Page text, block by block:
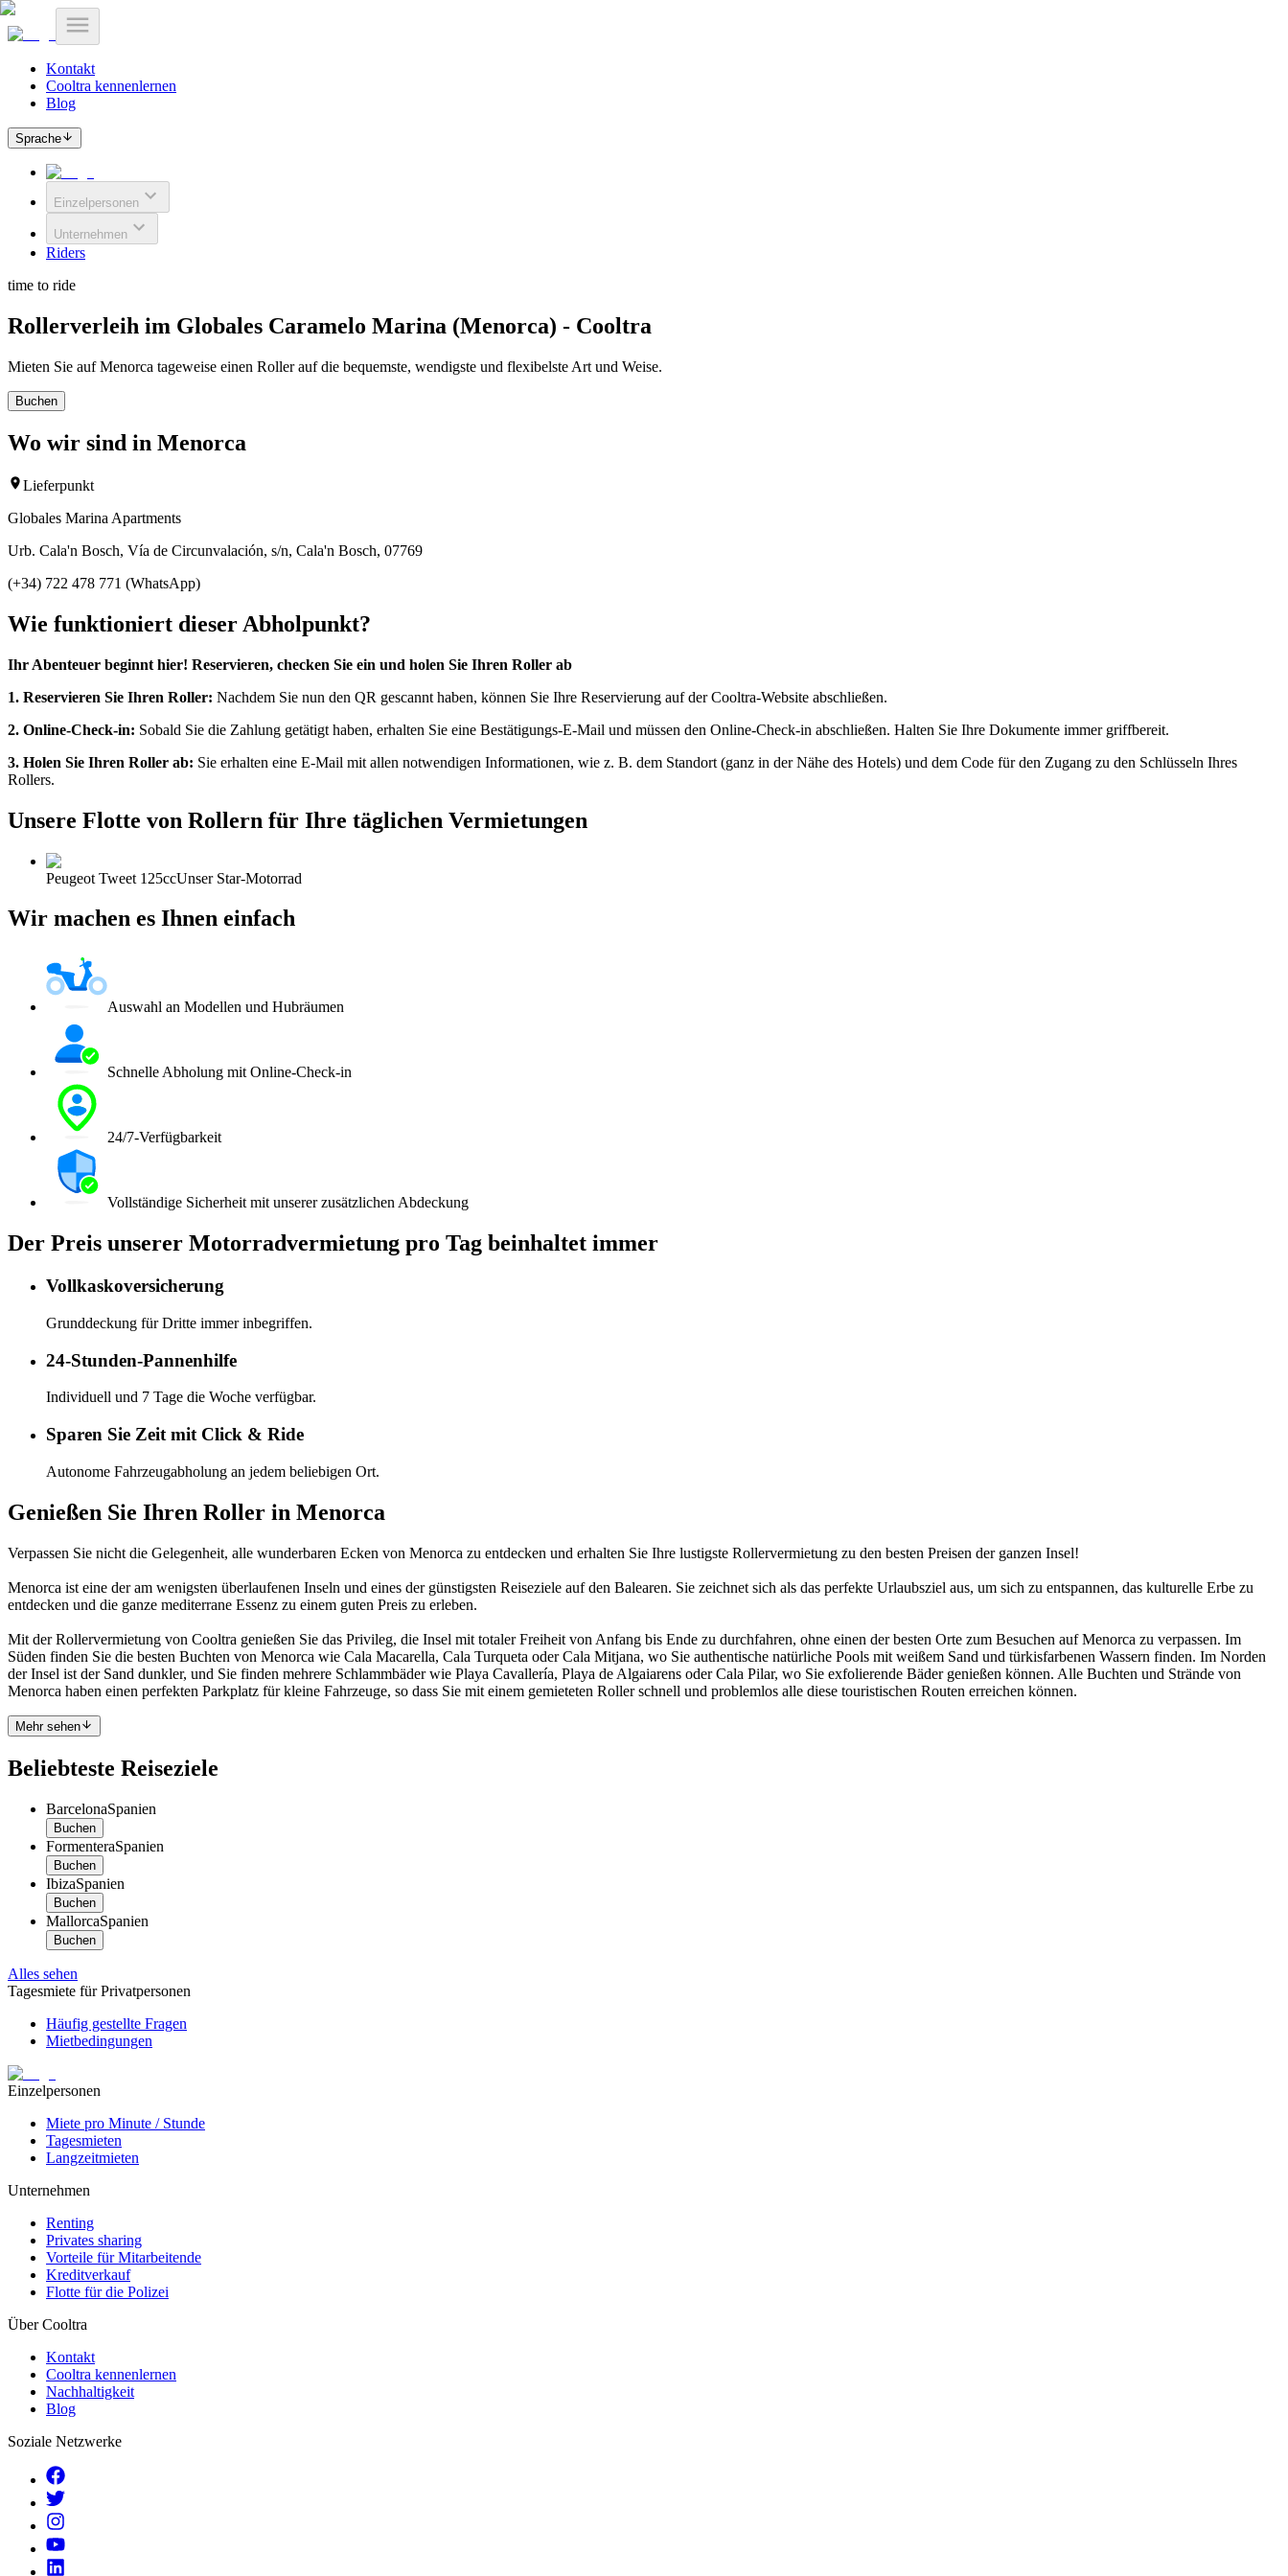
Kontakt
Cooltra kennenlernen
Blog
Sprache
Einzelpersonen
Unternehmen
Riders
time to ride
Rollerverleih im Globales Caramelo Marina (Menorca) - Cooltra
Mieten Sie auf Menorca tageweise einen Roller auf die bequemste, wendigste und flexibelste Art und Weise.
Buchen
Wo wir sind in Menorca
Lieferpunkt
Globales Marina Apartments
Urb. Cala'n Bosch, Vía de Circunvalación, s/n, Cala'n Bosch, 07769
(+34) 722 478 771 (WhatsApp)
Wie funktioniert dieser Abholpunkt?
Ihr Abenteuer beginnt hier! Reservieren, checken Sie ein und holen Sie Ihren Roller ab
1. Reservieren Sie Ihren Roller: Nachdem Sie nun den QR gescannt haben, können Sie Ihre Reservierung auf der Cooltra-Website abschließen.
2. Online-Check-in: Sobald Sie die Zahlung getätigt haben, erhalten Sie eine Bestätigungs-E-Mail und müssen den Online-Check-in abschließen. Halten Sie Ihre Dokumente immer griffbereit.
3. Holen Sie Ihren Roller ab: Sie erhalten eine E-Mail mit allen notwendigen Informationen, wie z. B. dem Standort (ganz in der Nähe des Hotels) und dem Code für den Zugang zu den Schlüsseln Ihres
Rollers.
Unsere Flotte von Rollern für Ihre täglichen Vermietungen
Peugeot Tweet 125ccUnser Star-Motorrad
Wir machen es Ihnen einfach
Auswahl an Modellen und Hubräumen
Schnelle Abholung mit Online-Check-in
24/7-Verfügbarkeit
Vollständige Sicherheit mit unserer zusätzlichen Abdeckung
Der Preis unserer Motorradvermietung pro Tag beinhaltet immer
Vollkaskoversicherung
Grunddeckung für Dritte immer inbegriffen.
24-Stunden-Pannenhilfe
Individuell und 7 Tage die Woche verfügbar.
Sparen Sie Zeit mit Click & Ride
Autonome Fahrzeugabholung an jedem beliebigen Ort.
Genießen Sie Ihren Roller in Menorca
Verpassen Sie nicht die Gelegenheit, alle wunderbaren Ecken von Menorca zu entdecken und erhalten Sie Ihre lustigste Rollervermietung zu den besten Preisen der ganzen Insel!
Menorca ist eine der am wenigsten überlaufenen Inseln und eines der günstigsten Reiseziele auf den Balearen. Sie zeichnet sich als das perfekte Urlaubsziel aus, um sich zu entspannen, das kulturelle Erbe zu
entdecken und die ganze mediterrane Essenz zu einem guten Preis zu erleben.
Mit der Rollervermietung von Cooltra genießen Sie das Privileg, die Insel mit totaler Freiheit von Anfang bis Ende zu durchfahren, ohne einen der besten Orte zum Besuchen auf Menorca zu verpassen. Im
Süden finden Sie die besten Buchten von Menorca wie Cala Macarella, Cala Turqueta oder Cala Mitjana, wo Sie authentische natürliche Pools mit weißem Sand und türkisfarbenen Wassern finden. Im Norden
der Insel ist der Sand dunkler, und Sie finden mehrere Schlammbäder wie Playa Cavallería, Playa de Algaiarens oder Cala Pilar, wo Sie exfolierende Bäder genießen können. Alle Buchten und Strände von
Menorca haben einen perfekten Parkplatz für kleine Fahrzeuge, so dass Sie mit einem gemieteten Roller schnell und problemlos alle diese touristischen Routen erreichen können.
Mehr sehen
Beliebteste Reiseziele
BarcelonaSpanien
Buchen
FormenteraSpanien
Buchen
IbizaSpanien
Buchen
MallorcaSpanien
Buchen
Alles sehen
Tagesmiete für Privatpersonen
Häufig gestellte Fragen
Mietbedingungen
Einzelpersonen
Miete pro Minute / Stunde
Tagesmieten
Langzeitmieten
Unternehmen
Renting
Privates sharing
Vorteile für Mitarbeitende
Kreditverkauf
Flotte für die Polizei
Über Cooltra
Kontakt
Cooltra kennenlernen
Nachhaltigkeit
Blog
Soziale Netzwerke